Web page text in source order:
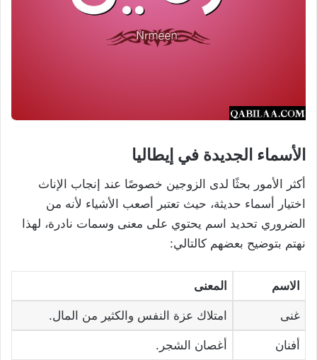
الأسماء الجديدة في إيطاليا
أكثر الأمور بحثًا لدى الزوجين خصوصًا عند إنجاب الإناث
اختيار أسماء حديثة، حيث تعتبر أصعب الأشياء لأنه من
الضروري تحديد اسم يحتوي على معنى وسمات نادرة، لهذا
نهتم بتوضيح بعضهم كالتالي:
الاسم المعنى
غنى امتلاك عزة النفس والكثير من المال.
أفنان أغصان الشجر.